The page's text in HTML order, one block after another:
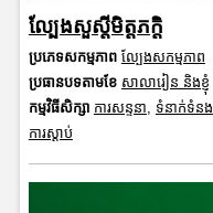
ល្បែងសួស្តីមិត្តភក្តិ
ប្រភេទសកម្មភាព ល្បែងសកម្មភាព
ប្រធានបទតាមខែ សាលារៀន និងខ្ញុំ
កម្មវិធីសិក្សា ការសន្ទនា, ទំនាក់ទំនង
ការស្តាប់